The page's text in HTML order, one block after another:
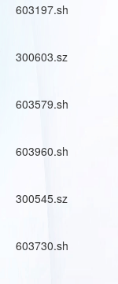
603197.sh
300603.sz
603579.sh
603960.sh
300545.sz
603730.sh